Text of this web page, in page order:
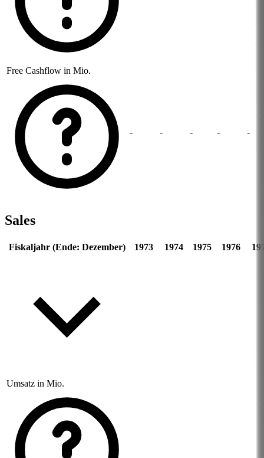
Free Cashflow in Mio.
- - - - -
Sales
Fiskaljahr (Ende: Dezember) 1973 1974 1975 1976
Umsatz in Mio.